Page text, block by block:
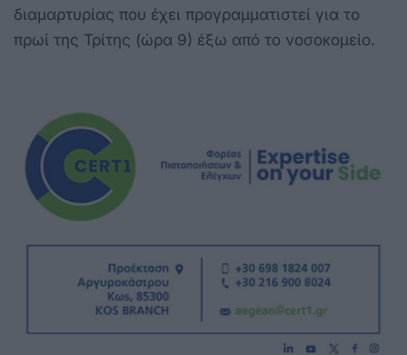
διαμαρτυρίας που έχει προγραμματιστεί για το
πρωί της Τρίτης (ώρα 9) έξω από το νοσοκομείο.